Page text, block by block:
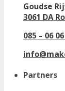
Goudse
3061 DA
085 – 06
Partners